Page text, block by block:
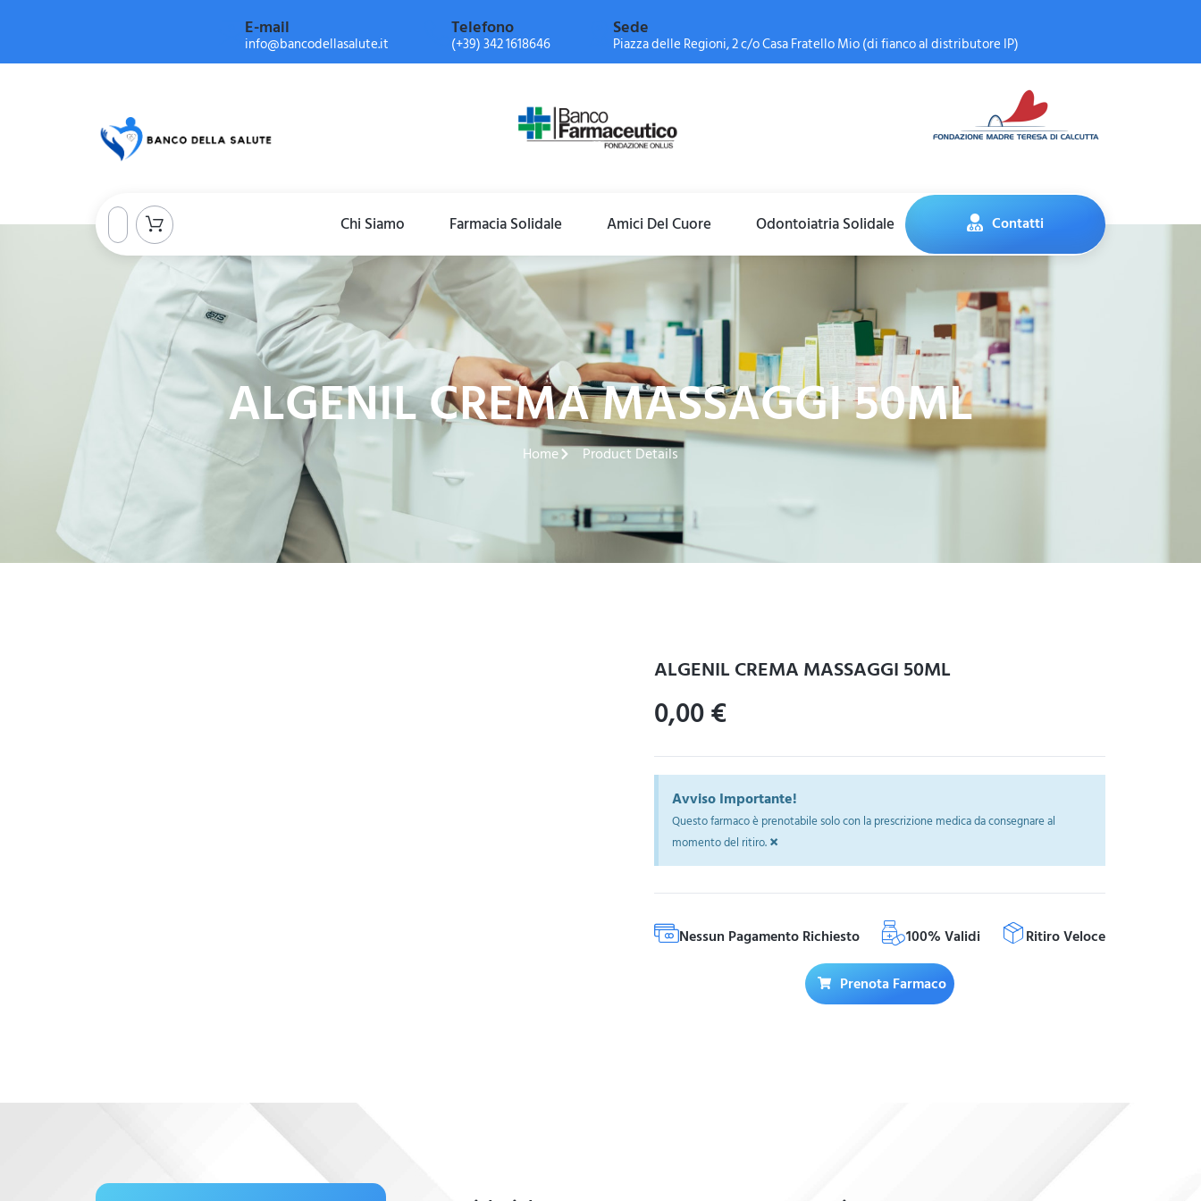
E-mail
info@bancodellasalute.it
Telefono
(+39) 342 1618646
Sede
Piazza delle Regioni, 2 c/o Casa Fratello Mio (di fianco al distributore IP)
Chi Siamo Farmacia Solidale Amici Del Cuore Odontoiatria Solidale Contatti
ALGENIL CREMA MASSAGGI 50ML
Home Product Details
ALGENIL CREMA MASSAGGI 50ML
0,00€
Avviso Importante!
Questo farmaco è prenotabile solo con la prescrizione medica da consegnare al
momento del ritiro.×
Nessun Pagamento Richiesto 100% Validi Ritiro Veloce
Prenota Farmaco